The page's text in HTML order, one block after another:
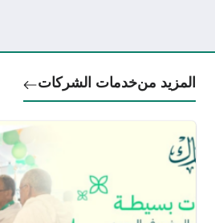
المزيد منخدمات الشركات